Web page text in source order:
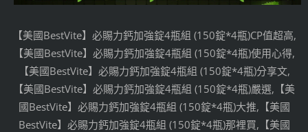
【美國BestVite】必賜力鈣加強錠4瓶組 (150錠*4瓶)CP值超高,
【美國BestVite】必賜力鈣加強錠4瓶組 (150錠*4瓶)使用心得,
【美國BestVite】必賜力鈣加強錠4瓶組 (150錠*4瓶)分享文,
【美國BestVite】必賜力鈣加強錠4瓶組 (150錠*4瓶)嚴選,【美
國BestVite】必賜力鈣加強錠4瓶組 (150錠*4瓶)大推,【美國
BestVite】必賜力鈣加強錠4瓶組 (150錠*4瓶)那裡買,【美國